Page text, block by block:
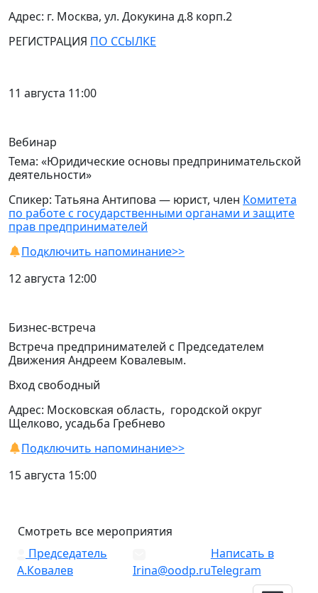
Адрес: г. Москва, ул. Докукина д.8 корп.2
РЕГИСТРАЦИЯ ПО ССЫЛКЕ
11 августа 11:00
Вебинар
Тема: «Юридические основы предпринимательской
деятельности»
Спикер: Татьяна Антипова — юрист, член Комитета
по работе с государственными органами и защите
прав предпринимателей
Подключить напоминание>>
12 августа 12:00
Бизнес-встреча
Встреча предпринимателей с Председателем
Движения Андреем Ковалевым.
Вход свободный
Адрес: Московская область, городской округ
Щелково, усадьба Гребнево
Подключить напоминание>>
15 августа 15:00
Смотреть все мероприятия
Председатель
А.Ковалев
Irina@oodp.ru
Написать в
Telegram